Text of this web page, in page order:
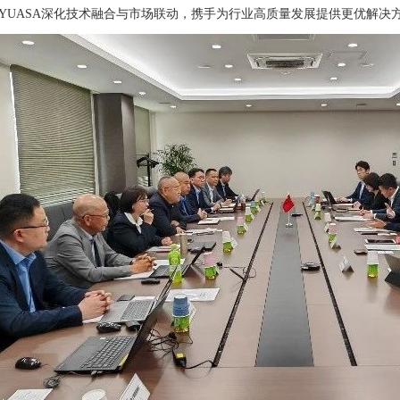
深化技术融合与市场联动，携手为行业高质量发展提供更优解决